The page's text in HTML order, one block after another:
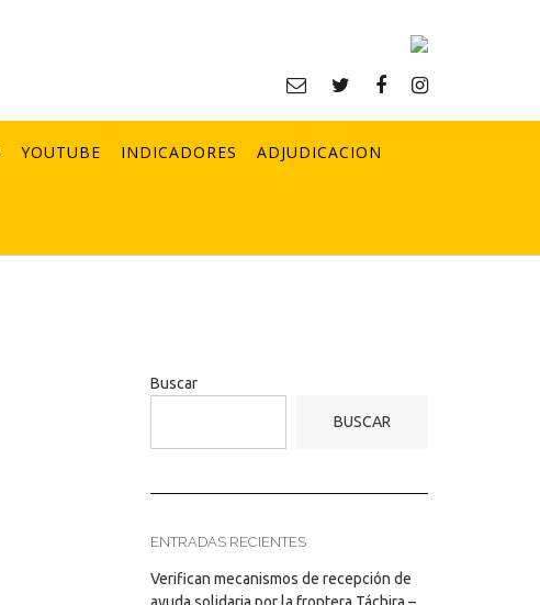
YOUTUBE INDICADORES ADJUDICACION
Buscar
BUSCAR
ENTRADAS RECIENTES
Verifican mecanismos de recepción de